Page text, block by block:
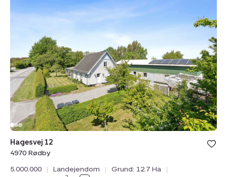
Hagesvej
Rødby
Bolig er
under
Hagesvej 12
4970 Rødby
5.000.000
| Landejendom | Grund: 12.7 Ha
|